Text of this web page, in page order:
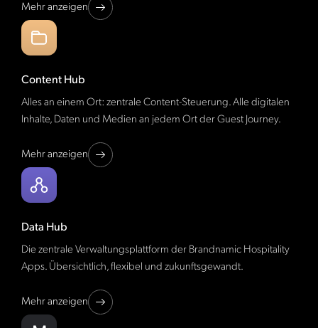
Mehr anzeigen
Content Hub
Alles an einem Ort: zentrale Content-Steuerung. Alle digitalen
Inhalte, Daten und Medien an jedem Ort der Guest Journey.
Mehr anzeigen
Data Hub
Die zentrale Verwaltungsplattform der Brandnamic Hospitality
Apps. Übersichtlich, flexibel und zukunftsgewandt.
Mehr anzeigen